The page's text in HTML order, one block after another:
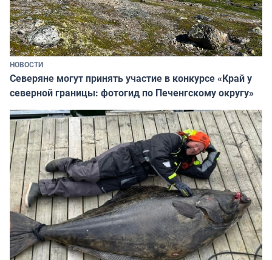
НОВОСТИ
Северяне могут принять участие в конкурсе «Край у
северной границы: фотогид по Печенгскому округу»